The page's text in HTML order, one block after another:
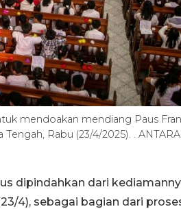
mendoakan mendiang Paus
Rabu (23/4/2025). . ANTARA
dipindahkan dari
4), sebagai bagian dari